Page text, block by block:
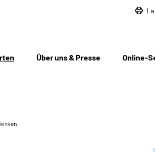
Über uns & Presse Online-